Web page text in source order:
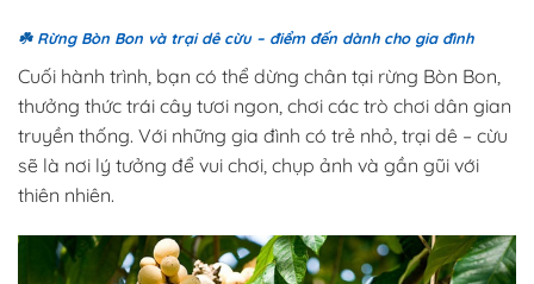
☘️ Rừng Bòn Bon và trại dê cừu – điểm đến dành cho gia đình
Cuối hành trình, bạn có thể dừng chân tại rừng Bòn Bon,
thưởng thức trái cây tươi ngon, chơi các trò chơi dân gian
truyền thống. Với những gia đình có trẻ nhỏ, trại dê – cừu
sẽ là nơi lý tưởng để vui chơi, chụp ảnh và gần gũi với
thiên nhiên.